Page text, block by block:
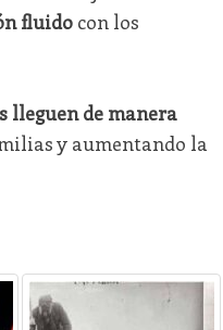
fluidocon los
lleguen de manera
y aumentando la